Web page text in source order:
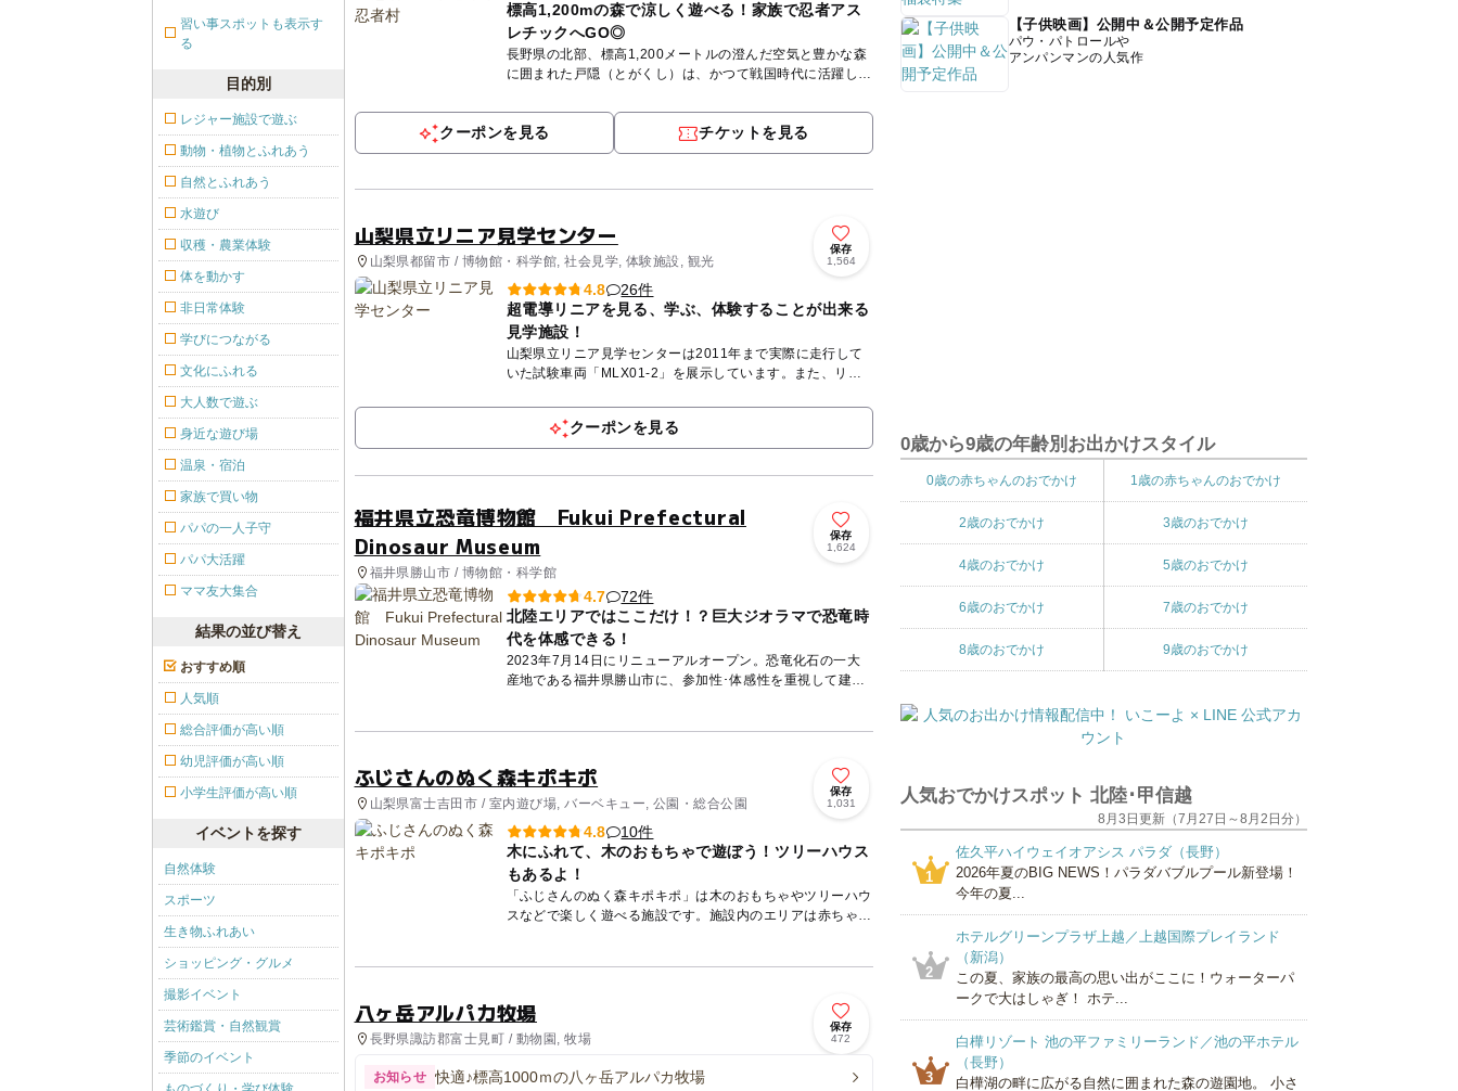
標高1,200mの森で涼しく遊べる！家族で忍者アス
レチックへGO◎
長野県の北部、標高1,200メートルの澄んだ空気と豊かな森
に囲まれた戸隠（とがくし）は、かつて戦国時代に活躍した
この地に...
クーポンを見る チケットを見る
山梨県立リニア見学センター
山梨県都留市 / 博物館・科学館, 社会見学, 体験施設, 観光
保存
1,564
4.8
26件
超電導リニアを見る、学ぶ、体験することが出来る
見学施設！
山梨県立リニア見学センターは2011年まで実際に走行して
いた試験車両「MLX01-2」を展示しています。また、リニ
500...
クーポンを見る
福井県立恐竜博物館 Fukui Prefectural
Dinosaur Museum
福井県勝山市 / 博物館・科学館
保存
1,624
4.7
72件
北陸エリアではここだけ！？巨大ジオラマで恐竜時
代を体感できる！
2023年7月14日にリニューアルオープン。恐竜化石の一大
産地である福井県勝山市に、参加性･体感性を重視して建て
ふじさんのぬく森キポキポ
山梨県富士吉田市 / 室内遊び場, バーベキュー, 公園・総合公園
保存
1,031
4.8
10件
木にふれて、木のおもちゃで遊ぼう！ツリーハウス
もあるよ！
「ふじさんのぬく森キポキポ」は木のおもちゃやツリーハウ
スなどで楽しく遊べる施設です。施設内のエリアは赤ちゃん
八ヶ岳アルパカ牧場
長野県諏訪郡富士見町 / 動物園, 牧場
保存
472
お知らせ 快適♪標高1000ｍの八ヶ岳アルパカ牧場
習い事スポットも表示す
る
目的別
レジャー施設で遊ぶ
動物・植物とふれあう
自然とふれあう
水遊び
収穫・農業体験
体を動かす
非日常体験
学びにつながる
文化にふれる
大人数で遊ぶ
身近な遊び場
温泉・宿泊
家族で買い物
パパの一人子守
パパ大活躍
ママ友大集合
結果の並び替え
おすすめ順
人気順
総合評価が高い順
幼児評価が高い順
小学生評価が高い順
イベントを探す
自然体験
スポーツ
生き物ふれあい
ショッピング・グルメ
撮影イベント
芸術鑑賞・自然観賞
季節のイベント
【子供映画】公開中＆公開予定作品
パウ・パトロールや
アンパンマンの人気作
0歳から9歳の年齢別お出かけスタイル
0歳の赤ちゃんのおでかけ 1歳の赤ちゃんのおでかけ
2歳のおでかけ 3歳のおでかけ
4歳のおでかけ 5歳のおでかけ
6歳のおでかけ 7歳のおでかけ
8歳のおでかけ 9歳のおでかけ
人気おでかけスポット 北陸･甲信越
8月3日更新（7月27日～8月2日分）
1
佐久平ハイウェイオアシス パラダ（長野）
2026年夏のBIG NEWS！パラダバブルプール新登場！
今年の夏...
2
ホテルグリーンプラザ上越／上越国際プレイランド
（新潟）
この夏、家族の最高の思い出がここに！ウォーターパ
ークで大はしゃぎ！ ホテ...
3
白樺リゾート 池の平ファミリーランド／池の平ホテル
（長野）
白樺湖の畔に広がる自然に囲まれた森の遊園地。 小さ